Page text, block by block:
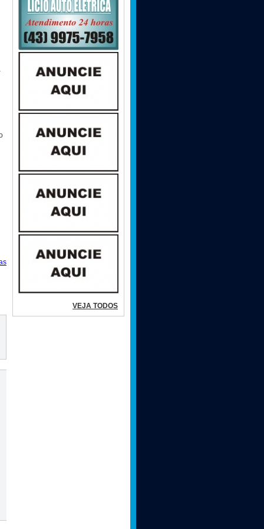
VEJA TODOS